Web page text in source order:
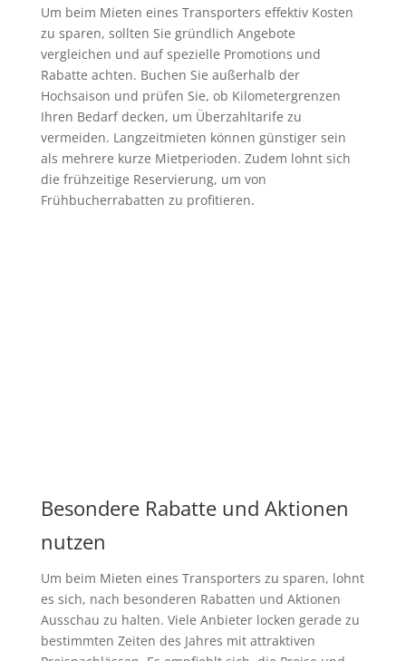
Um beim Mieten eines Transporters effektiv Kosten
zu sparen, sollten Sie gründlich Angebote
vergleichen und auf spezielle Promotions und
Rabatte achten. Buchen Sie außerhalb der
Hochsaison und prüfen Sie, ob Kilometergrenzen
Ihren Bedarf decken, um Überzahltarife zu
vermeiden. Langzeitmieten können günstiger sein
als mehrere kurze Mietperioden. Zudem lohnt sich
die frühzeitige Reservierung, um von
Frühbucherrabatten zu profitieren.
Besondere Rabatte und Aktionen
nutzen
Um beim Mieten eines Transporters zu sparen, lohnt
es sich, nach besonderen Rabatten und Aktionen
Ausschau zu halten. Viele Anbieter locken gerade zu
bestimmten Zeiten des Jahres mit attraktiven